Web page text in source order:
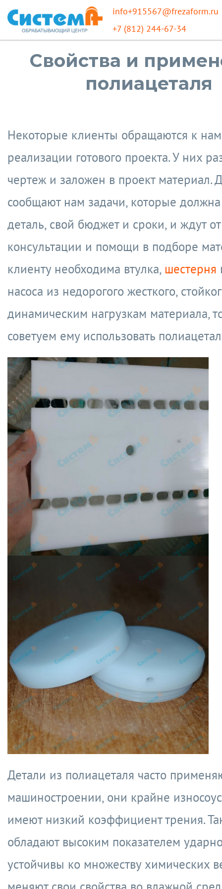
info+915567@frezaform.ru
+7 (812) 244-67-34
Свойства и
полиацеталя
Некоторые клиенты обращаются к
реализации готового проекта. У них
чертеж и заложен в проект материал.
сообщают нам задачи, которые
деталь, свой бюджет и сроки, и ждут
консультации и помощи в подборе
клиенту необходима втулка, шестерня
насоса из недорогого жесткого,
динамическим нагрузкам материала,
советуем ему использовать
Детали из полиацеталя часто
машиностроении, они крайне
имеют низкий коэффициент трения.
обладают высоким показателем
устойчивы ко множеству химических